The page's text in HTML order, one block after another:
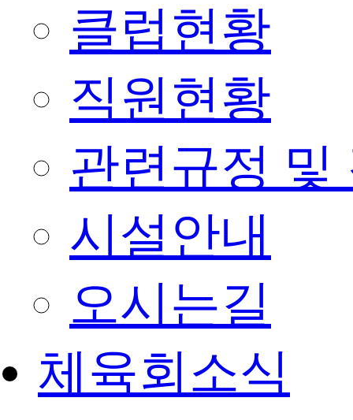
클럽현황
직원현황
관련규정 및
시설안내
오시는길
체육회소식